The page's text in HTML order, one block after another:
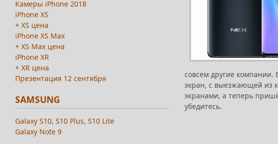
совсем другие
экран, с выезжающей из
экранами, а теперь
убедитесь.
Камеры iPhone 2018
iPhone XS
+ XS цена
iPhone XS Max
+ XS Max цена
iPhone XR
+ XR цена
Презентация 12 сентября
SAMSUNG
Galaxy S10, S10 Plus, S10 Lite
Galaxy Note 9